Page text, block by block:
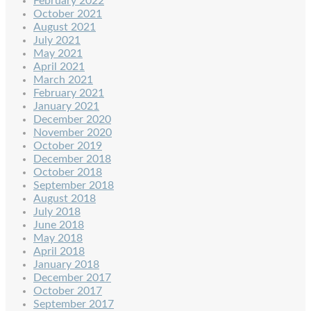
October 2021
August 2021
July 2021
May 2021
April 2021
March 2021
February 2021
January 2021
December 2020
November 2020
October 2019
December 2018
October 2018
September 2018
August 2018
July 2018
June 2018
May 2018
April 2018
January 2018
December 2017
October 2017
September 2017